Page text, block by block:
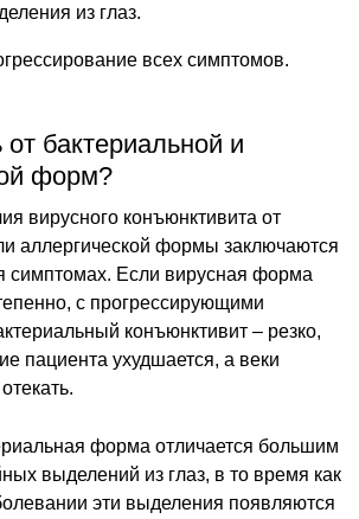
из глаз.
всех симптомов.
от бактериальной и
форм?
вирусного конъюнктивита от
аллергической формы заключаются
симптомах. Если вирусная форма
с прогрессирующими
конъюнктивит – резко,
пациента ухудшается, а веки
форма отличается большим
выделений из глаз, в то время как
эти выделения появляются